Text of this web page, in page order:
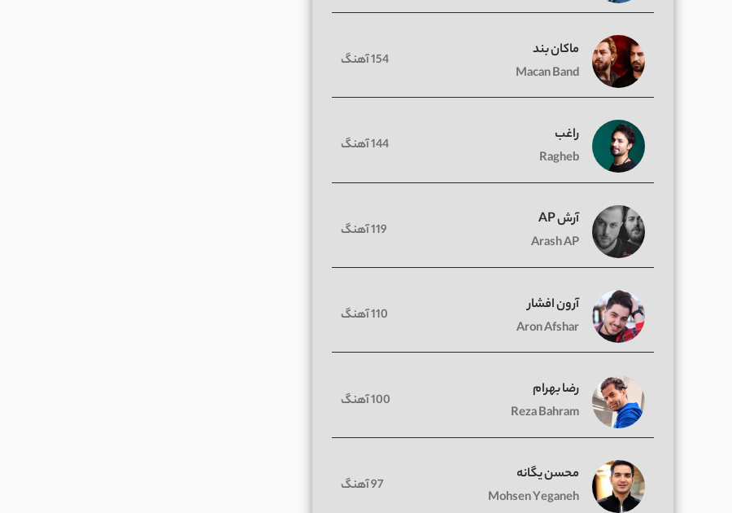
ماکان بند
Macan Band
154 آهنگ
راغب
Ragheb
144 آهنگ
آرش AP
Arash AP
119 آهنگ
آرون افشار
Aron Afshar
110 آهنگ
رضا بهرام
Reza Bahram
100 آهنگ
محسن یگانه
Mohsen Yeganeh
97 آهنگ